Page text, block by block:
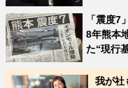
「震度7
8年熊本
た“現行
我が社